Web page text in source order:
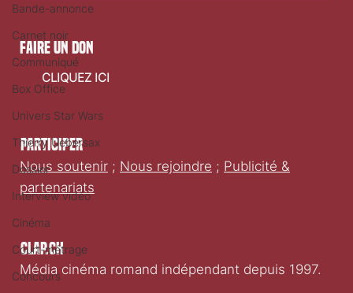
Bande-annonce
Carnet noir
Communiqué
Box Office
Univers Star Wars
Thierry Uebersax
Dossier
Interview vidéo
Cinéma
Court-métrage
Concours
Clap.ch
Média cinéma romand indépendant depuis 1997.
Participer
Nous soutenir ; Nous rejoindre ; Publicité &
partenariats
faire un don
CLIQUEZ ICI